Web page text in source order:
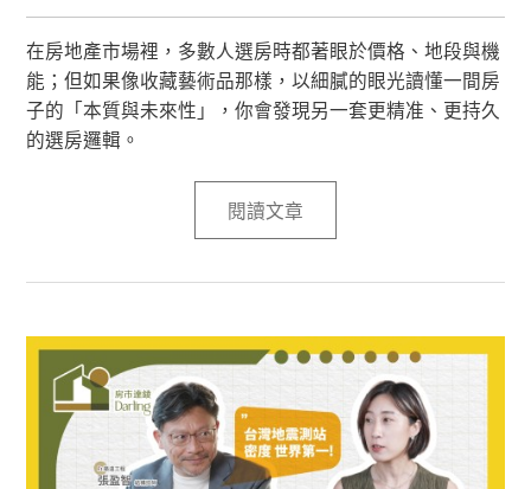
在房地產市場裡，多數人選房時都著眼於價格、地段與機
能；但如果像收藏藝術品那樣，以細膩的眼光讀懂一間房
子的「本質與未來性」，你會發現另一套更精准、更持久
的選房邏輯。
閱讀文章